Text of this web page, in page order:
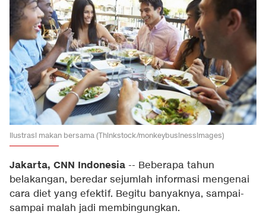
Ilustrasi makan bersama (Thinkstock/monkeybusinessimages)
Jakarta, CNN Indonesia -- Beberapa tahun
belakangan, beredar sejumlah informasi mengenai
cara diet yang efektif. Begitu banyaknya, sampai-
sampai malah jadi membingungkan.